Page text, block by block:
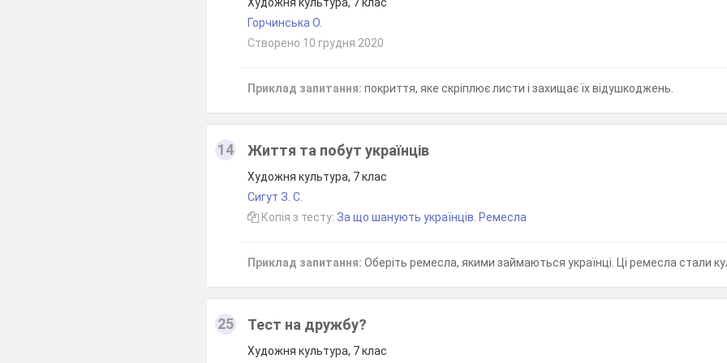
Горчинська О.
Створено 10 грудня 2020
Приклад запитання: покриття, яке скріплює листи і захищає їх відушкоджень.
14 Життя та побут українців
Художня культура, 7 клас
Сигут З. С.
Копія з тесту:За що шанують українців. Ремесла
Приклад запитання: Оберіть ремесла, якими займаються українці. Ці ремесла стали культурною спадщиною
25 Тест на дружбу?
Художня культура, 7 клас